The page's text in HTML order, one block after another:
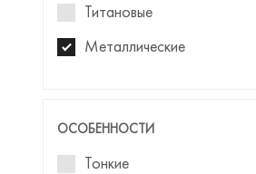
Guess
Guess by Marciano
Humphreys
Jimmy Choo
Титановые
Металлические
ОСОБЕННОСТИ
Тонкие